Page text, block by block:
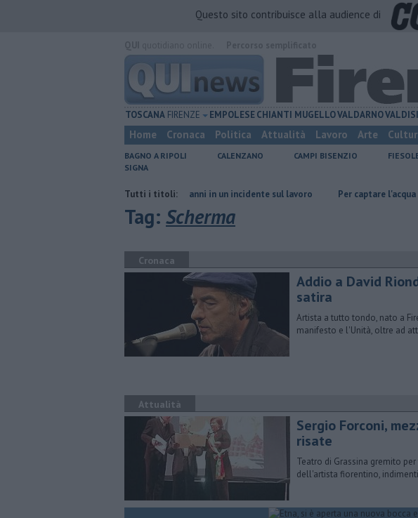
Questo sito contribuisce alla audience di
TOSCANA FIRENZE EMPOLESECHIANTI MUGELLOVALDARNO
Home Cronaca Politica Attualità Lavoro Arte
BAGNO A RIPOLI CALENZANO CAMPI BISENZIO
SIGNA
Tutti i titoli:
Muore a 61 anni in un incidente sul lavoro Per captare l'acqua danneggia
Tag: Scherma
Cronaca
Addio a David
satira
Artista a tutto tondo, nato a
manifesto e l'Unità, oltre ad
Attualità
Sergio Forconi,
risate
Teatro di Grassina gremito
dell'artista fiorentino,